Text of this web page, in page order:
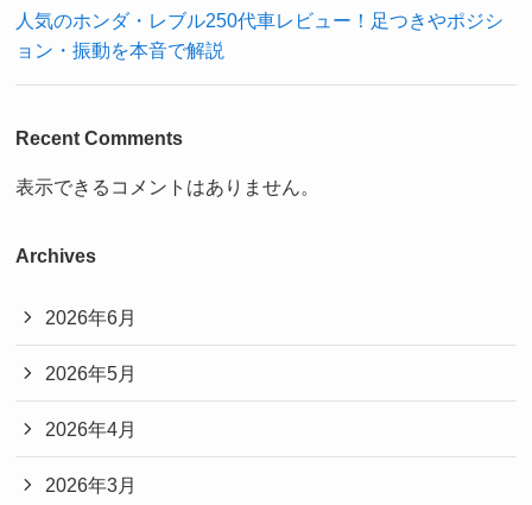
人気のホンダ・レブル250代車レビュー！足つきやポジシ
ョン・振動を本音で解説
Recent Comments
表示できるコメントはありません。
Archives
2026年6月
2026年5月
2026年4月
2026年3月